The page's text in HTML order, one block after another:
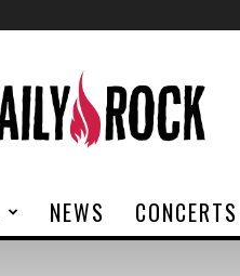
Rock
NEWS CONCERTS